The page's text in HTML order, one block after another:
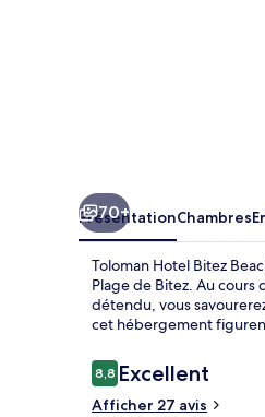
70+
PrésentationChambres
Toloman Hotel Bitez
Plage de Bitez. Au
détendu, vous
cet hébergement
Avis
voyageurs
8,88,8 sur 10
Excellent
Afficher 27 avis